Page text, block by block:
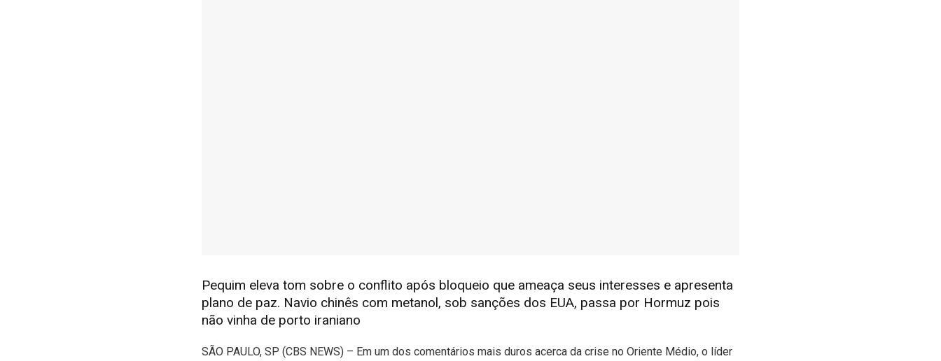
Pequim eleva tom sobre o conflito após bloqueio que ameaça seus interesses e apresenta
plano de paz. Navio chinês com metanol, sob sanções dos EUA, passa por Hormuz pois
não vinha de porto iraniano
SÃO PAULO, SP (CBS NEWS) – Em um dos comentários mais duros acerca da crise no Oriente Médio, o líder